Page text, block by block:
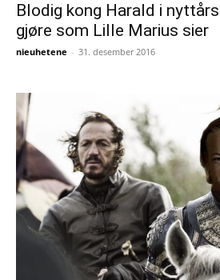
Blodig kong Harald i
gjøre som Lille Marius sier
nieuhetene - 31. desember 2016